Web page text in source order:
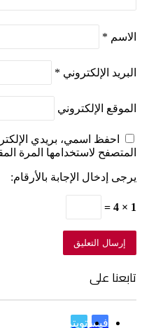
الاسم *
البريد الإلكتروني *
الموقع الإلكتروني
احفظ اسمي، بريدي
المتصفح لاستخدامها المرة
يرجى إدخال الإجابة بالأرقام:
1 × 4 =
تابعنا على
فيسبوك
تويتر